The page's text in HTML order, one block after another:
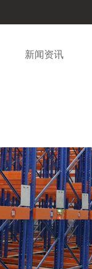
新闻资讯